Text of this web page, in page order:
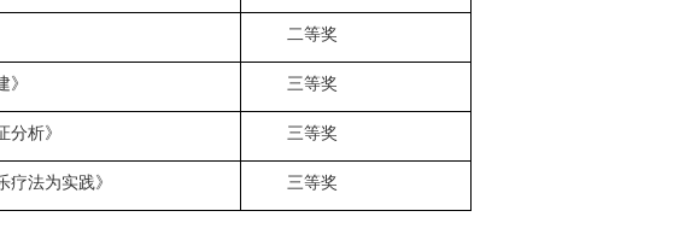
二等奖
三等奖
析》 三等奖
法为实践》 三等奖